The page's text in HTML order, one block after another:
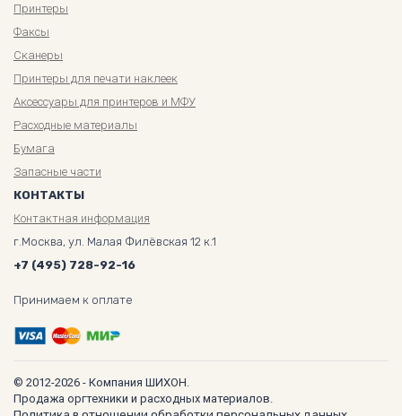
Принтеры
Факсы
Сканеры
Принтеры для печати наклеек
Аксессуары для принтеров и МФУ
Расходные материалы
Бумага
Запасные части
КОНТАКТЫ
Контактная информация
г.Москва, ул. Малая Филёвская 12 к.1
+7 (495) 728-92-16
Принимаем к оплате
© 2012-2026 - Компания ШИХОН.
Продажа оргтехники и расходных материалов.